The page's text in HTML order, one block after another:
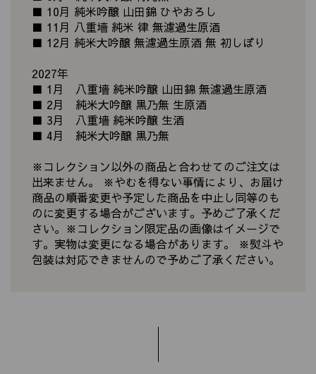
■ 10月 純米吟醸 山田錦 ひやおろし
■ 11月 八重墻 純米 律 無濾過生原酒
■ 12月 純米大吟醸 無濾過生原酒 無 初しぼり
2027年
■ 1月 八重墻 純米吟醸 山田錦 無濾過生原酒
■ 2月 純米大吟醸 黒乃無 生原酒
■ 3月 八重墻 純米吟醸 生酒
■ 4月 純米大吟醸 黒乃無
※コレクション以外の商品と合わせてのご注文は
出来ません。 ※やむを得ない事情により、お届け
商品の順番変更や予定した商品を中止し同等のも
のに変更する場合がございます。予めご了承くだ
さい。※コレクション限定品の画像はイメージで
す。実物は変更になる場合があります。 ※熨斗や
包装は対応できませんので予めご了承ください。